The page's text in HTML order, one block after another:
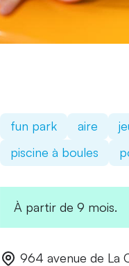
fun park aire
piscine à boules
À partir de 9 mois.
964 avenue de La